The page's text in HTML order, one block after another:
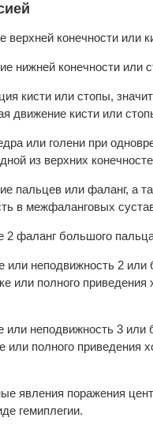
верхней конечности или
нижней конечности или
кисти или стопы,
движение кисти или
или голени при
из верхних
пальцев или фаланг, а
в межфаланговых
2 фаланг большого
или неподвижность 2 или
или полного приведения
или неподвижность 3 или
или полного приведения
явления поражения
гемиплегии.